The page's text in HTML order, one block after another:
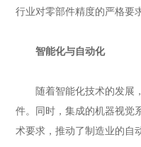
行业对零部件精度的严格要
智能化与自动化
随着智能化技术的发展，
件。同时，集成的机器视觉
术要求，推动了制造业的自